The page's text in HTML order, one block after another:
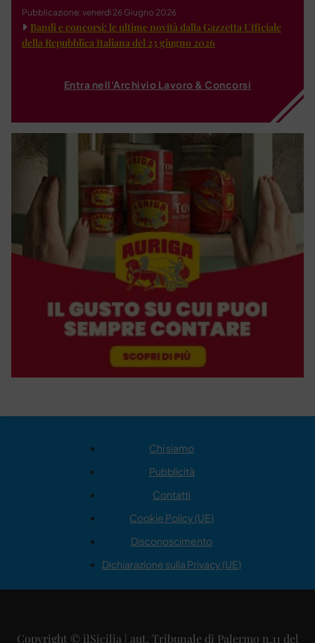
Pubblicazione: venerdì 26 Giugno 2026
Bandi e concorsi: le ultime novità dalla Gazzetta Ufficiale
della Repubblica Italiana del 23 giugno 2026
Entra nell'Archivio Lavoro & Concorsi
Chi siamo
Pubblicità
Contatti
Cookie Policy (UE)
Disconoscimento
Dichiarazione sulla Privacy (UE)
Copyright © ilSicilia | aut. Tribunale di Palermo n.11 del